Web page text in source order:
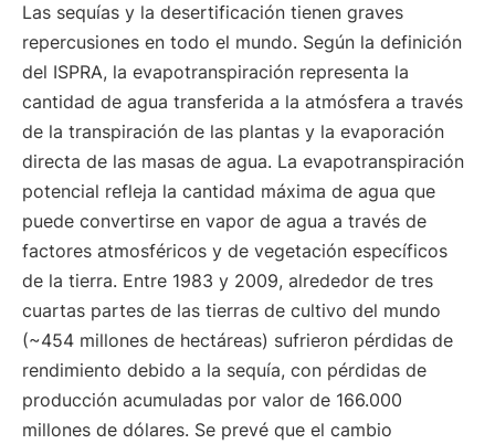
Las sequías y la desertificación tienen graves
repercusiones en todo el mundo. Según la definición
del ISPRA, la evapotranspiración representa la
cantidad de agua transferida a la atmósfera a través
de la transpiración de las plantas y la evaporación
directa de las masas de agua. La evapotranspiración
potencial refleja la cantidad máxima de agua que
puede convertirse en vapor de agua a través de
factores atmosféricos y de vegetación específicos
de la tierra. Entre 1983 y 2009, alrededor de tres
cuartas partes de las tierras de cultivo del mundo
(~454 millones de hectáreas) sufrieron pérdidas de
rendimiento debido a la sequía, con pérdidas de
producción acumuladas por valor de 166.000
millones de dólares. Se prevé que el cambio